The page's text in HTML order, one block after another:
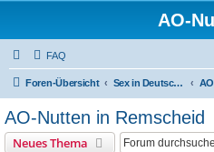
AO-
FAQ
Foren-Übersicht Sex in Deutschland
AO-Nutten in Remscheid
Neues Thema